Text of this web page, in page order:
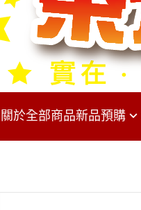
關於全部商品新品預購
amiibo